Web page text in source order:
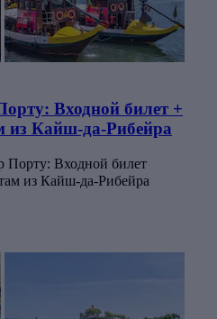
Входной билет +
из Кайш-да-Рибейра
Порту: Входной билет
из Кайш-да-Рибейра